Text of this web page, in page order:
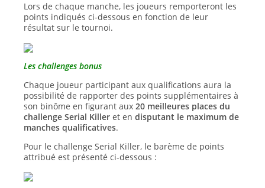
Lors de chaque manche, les joueurs remporteront les
points indiqués ci-dessous en fonction de leur
résultat sur le tournoi.
Les challenges bonus
Chaque joueur participant aux qualifications aura la
possibilité de rapporter des points supplémentaires à
son binôme en figurant aux20 meilleures places du
challenge Serial Killer et endisputant le maximum de
manches qualificatives.
Pour le challenge Serial Killer, le barème de points
attribué est présenté ci-dessous :